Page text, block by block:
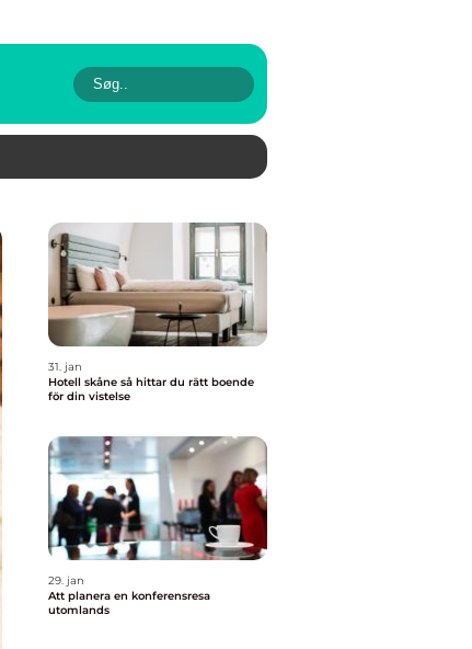
31. jan
Hotell skåne så hittar du rätt boende
för din vistelse
29. jan
Att planera en konferensresa
utomlands